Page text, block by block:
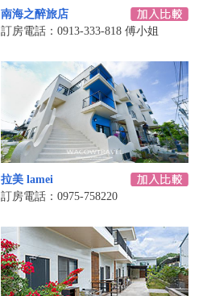
南海之醉旅店
訂房電話：0913-333-818 傅小姐
拉美 lamei
訂房電話：0975-758220